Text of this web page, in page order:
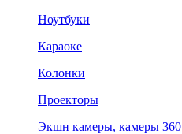
Ноутбуки
Караоке
Колонки
Проекторы
Экшн камеры, камеры 360